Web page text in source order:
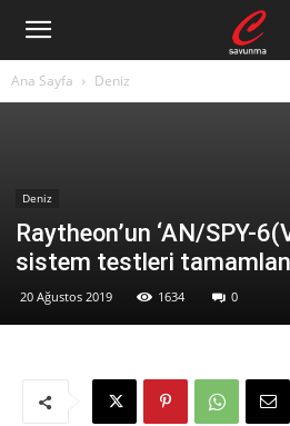
Ana Sayfa Deniz
Deniz
Raytheon’un ‘AN/SPY-
sistem testleri
20 Ağustos 2019 1634 0